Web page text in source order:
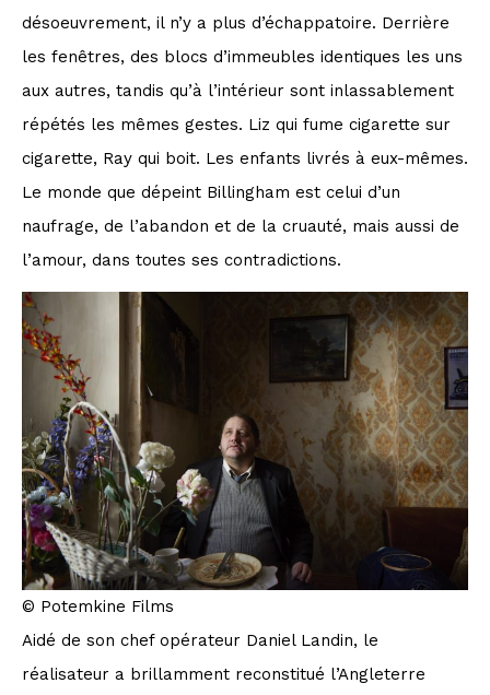
désoeuvrement, il n’y a plus d’échappatoire. Derrière
les fenêtres, des blocs d’immeubles identiques les uns
aux autres, tandis qu’à l’intérieur sont inlassablement
répétés les mêmes gestes. Liz qui fume cigarette sur
cigarette, Ray qui boit. Les enfants livrés à eux-mêmes.
Le monde que dépeint Billingham est celui d’un
naufrage, de l’abandon et de la cruauté, mais aussi de
l’amour, dans toutes ses contradictions.
© Potemkine Films
Aidé de son chef opérateur Daniel Landin, le
réalisateur a brillamment reconstitué l’Angleterre